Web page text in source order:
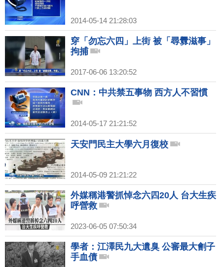
2014-05-14 21:28:03
穿「勿忘六四」上街 被「尋釁滋事」
拘捕
2017-06-06 13:20:52
CNN：中共禁五事物 西方人不習慣
2014-05-17 21:21:52
天安門民主大學六月復校
2014-05-09 21:21:22
外媒稱港警抓悼念六四20人 台大生疾
呼營救
2023-06-05 07:50:34
學者：江澤民九大遺臭 公審最大劊子
手血債